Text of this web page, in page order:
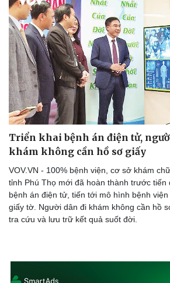
Triển khai bệnh án điện tử,
khám không cần hồ sơ giấy
VOV.VN - 100% bệnh viện, cơ sở khám
tỉnh Phú Thọ mới đã hoàn thành trước tiến
bệnh án điện tử, tiến tới mô hình bệnh
giấy tờ. Người dân đi khám không cần hồ
tra cứu và lưu trữ kết quả suốt đời.